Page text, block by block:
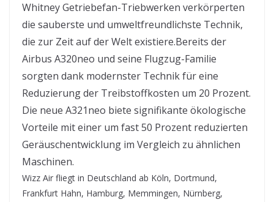
Whitney Getriebefan-Triebwerken verkörperten
die sauberste und umweltfreundlichste Technik,
die zur Zeit auf der Welt existiere.Bereits der
Airbus A320neo und seine Flugzug-Familie
sorgten dank modernster Technik für eine
Reduzierung der Treibstoffkosten um 20 Prozent.
Die neue A321neo biete signifikante ökologische
Vorteile mit einer um fast 50 Prozent reduzierten
Geräuschentwicklung im Vergleich zu ähnlichen
Maschinen.
Wizz Air fliegt in Deutschland ab Köln, Dortmund,
Frankfurt Hahn, Hamburg, Memmingen, Nürnberg,